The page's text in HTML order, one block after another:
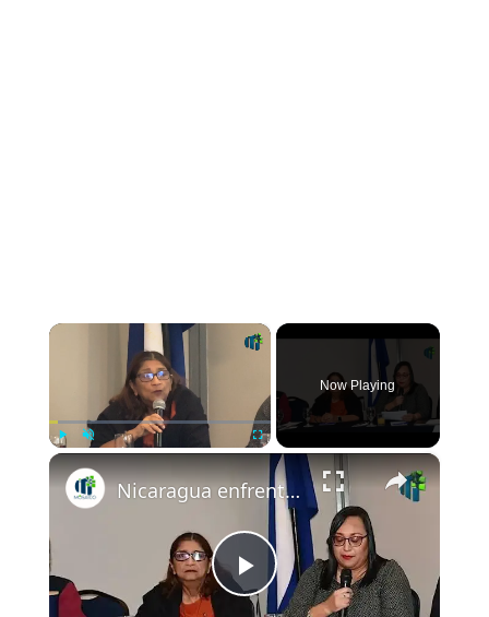
×
Fullscreen
Now Playing
×
Play
Nicaragua enfrenta el mayor riesgo de tortura en las Américas